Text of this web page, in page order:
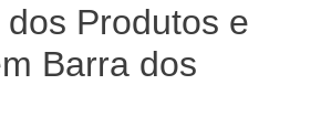
Produtos e
Barra dos